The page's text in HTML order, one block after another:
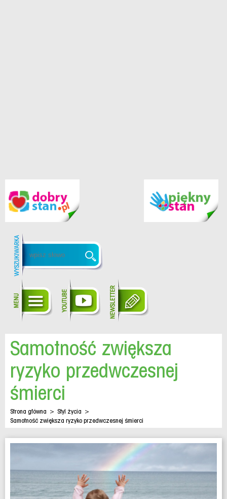
Samotność zwiększa
ryzyko przedwczesnej
śmierci
Strona główna > Styl życia >
Samotność zwiększa ryzyko przedwczesnej śmierci